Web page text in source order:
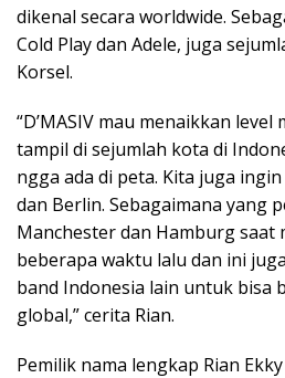
dikenal secara worldwide.
Cold Play dan Adele, juga
Korsel.
“D’MASIV mau menaikkan
tampil di sejumlah kota di
ngga ada di peta. Kita juga
dan Berlin. Sebagaimana yang
Manchester dan Hamburg saat
beberapa waktu lalu dan ini
band Indonesia lain untuk bisa
global,” cerita Rian.
Pemilik nama lengkap Rian